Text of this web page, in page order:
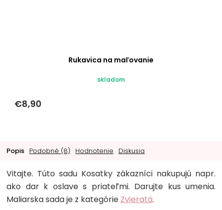
Rukavica na maľovanie
skladom
€8,90
Popis Podobné (8) Hodnotenie Diskusia
Vitajte. Túto sadu Kosatky zákazníci nakupujú napr.
ako dar k oslave s priateľmi. Darujte kus umenia.
Maliarska sada je z kategórie Zvieratá.